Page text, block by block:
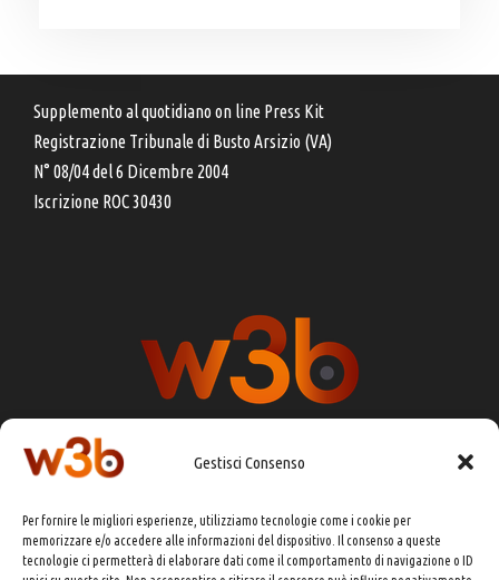
Gestisci Consenso
Per fornire le migliori esperienze, utilizziamo tecnologie come i cookie per
memorizzare e/o accedere alle informazioni del dispositivo. Il consenso a queste
tecnologie ci permetterà di elaborare dati come il comportamento di navigazione o ID
Supplemento al quotidiano on line Press Kit
Registrazione Tribunale di Busto Arsizio (VA)
N° 08/04 del 6 Dicembre 2004
Iscrizione ROC 30430
DIRETTORE RESPONSABILE:
CHIARA PORTA
REDAZIONE & GRAFICA:EOIPSO.IT
EDITORE:EOIPSO.IT